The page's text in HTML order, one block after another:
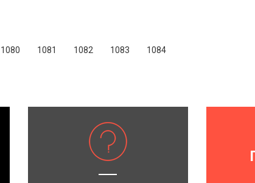
1080 1081 1082 1083
1084